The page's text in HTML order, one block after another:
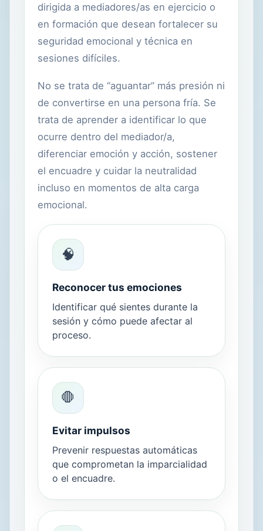
dirigida a mediadores/as en ejercicio o
en formación que desean fortalecer su
seguridad emocional y técnica en
sesiones difíciles.
No se trata de “aguantar” más presión ni
de convertirse en una persona fría. Se
trata de aprender a identificar lo que
ocurre dentro del mediador/a,
diferenciar emoción y acción, sostener
el encuadre y cuidar la neutralidad
incluso en momentos de alta carga
emocional.
🧠
Reconocer tus emociones
Identificar qué sientes durante la
sesión y cómo puede afectar al
proceso.
🛑
Evitar impulsos
Prevenir respuestas automáticas
que comprometan la imparcialidad
o el encuadre.